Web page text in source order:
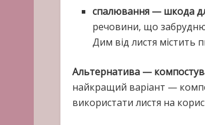
спалювання — шкода
речовини, що
Дим від листя містить
Альтернатива —
найкращий варіант —
використати листя на